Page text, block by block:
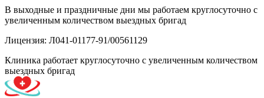
В выходные и праздничные дни мы работаем круглосуточно с
увеличенным количеством выездных бригад
Лицензия: Л041-01177-91/00561129
Клиника работает круглосуточно с увеличенным количеством
выездных бригад